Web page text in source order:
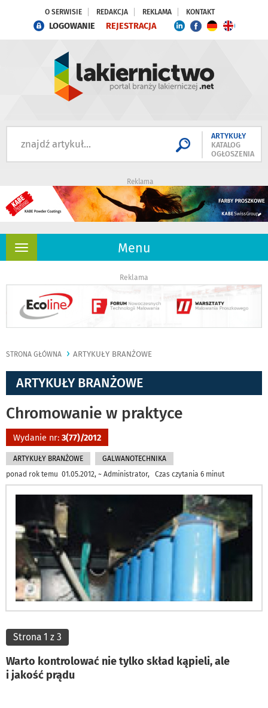
O SERWISIE REDAKCJA REKLAMA KONTAKT
LOGOWANIE REJESTRACJA
ARTYKUŁY
KATALOG
OGŁOSZENIA
Reklama
Menu
Rozwiń
Reklama
STRONA GŁÓWNA ARTYKUŁY BRANŻOWE
ARTYKUŁY BRANŻOWE
Chromowanie w praktyce
Wydanie nr: 3(77)/2012
ARTYKUŁY BRANŻOWE
GALWANOTECHNIKA
ponad rok temu 01.05.2012, ~ Administrator, Czas czytania 6 minut
Strona 1 z 3
Warto kontrolować nie tylko skład kąpieli, ale
i jakość prądu